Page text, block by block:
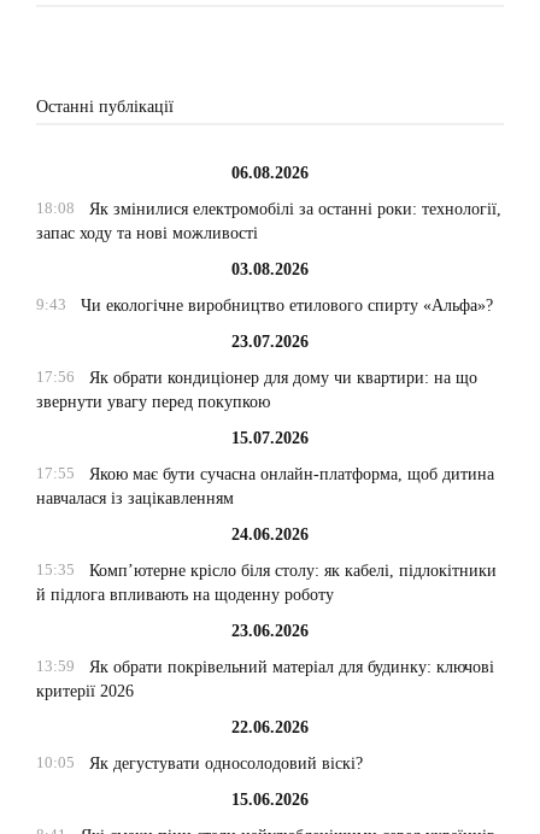
Останні публікації
06.08.2026
18:08
Як змінилися електромобілі за останні роки: технології,
запас ходу та нові можливості
03.08.2026
9:43
Чи екологічне виробництво етилового спирту «Альфа»?
23.07.2026
17:56
Як обрати кондиціонер для дому чи квартири: на що
звернути увагу перед покупкою
15.07.2026
17:55
Якою має бути сучасна онлайн-платформа, щоб дитина
навчалася із зацікавленням
24.06.2026
15:35
Комп’ютерне крісло біля столу: як кабелі, підлокітники
й підлога впливають на щоденну роботу
23.06.2026
13:59
Як обрати покрівельний матеріал для будинку: ключові
критерії 2026
22.06.2026
10:05
Як дегустувати односолодовий віскі?
15.06.2026